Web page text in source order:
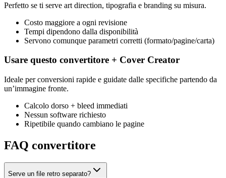
Perfetto se ti serve art direction, tipografia e branding su misura.
Costo maggiore a ogni revisione
Tempi dipendono dalla disponibilità
Servono comunque parametri corretti (formato/pagine/carta)
Usare questo convertitore + Cover Creator
Ideale per conversioni rapide e guidate dalle specifiche partendo da
un’immagine fronte.
Calcolo dorso + bleed immediati
Nessun software richiesto
Ripetibile quando cambiano le pagine
FAQ convertitore
Serve un file retro separato?